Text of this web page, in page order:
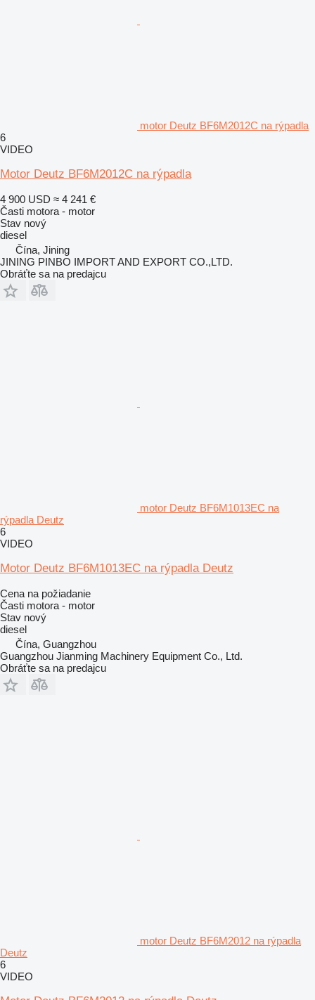
motor Deutz BF6M2012C na rýpadla
6
VIDEO
Motor Deutz BF6M2012C na rýpadla
4 900 USD ≈ 4 241 €
Časti motora - motor
Stav nový
diesel
Čína, Jining
JINING PINBO IMPORT AND EXPORT CO.,LTD.
Obráťte sa na predajcu
motor Deutz BF6M1013EC na
rýpadla Deutz
6
VIDEO
Motor Deutz BF6M1013EC na rýpadla Deutz
Cena na požiadanie
Časti motora - motor
Stav nový
diesel
Čína, Guangzhou
Guangzhou Jianming Machinery Equipment Co., Ltd.
Obráťte sa na predajcu
motor Deutz BF6M2012 na rýpadla
Deutz
6
VIDEO